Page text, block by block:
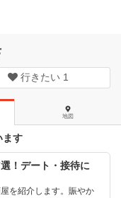
行きたい 1
地図
ます
！デート・接待に
を紹介します。賑やか